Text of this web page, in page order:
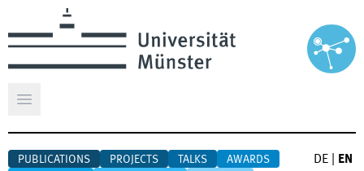
Open main menu
PUBLICATIONS PROJECTS TALKS
AWARDS
DE EN